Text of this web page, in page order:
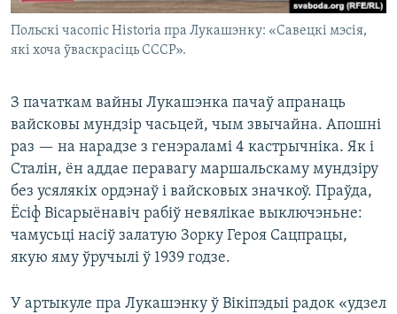
Польскі часопіс Historia пра Лукашэнку: «Савецкі мэсія,
які хоча ўваскрасіць СССР».
З пачаткам вайны Лукашэнка пачаў апранаць
вайсковы мундзір часьцей, чым звычайна. Апошні
раз — на нарадзе з генэраламі 4 кастрычніка. Як і
Сталін, ён аддае перавагу маршальскаму мундзіру
без усялякіх ордэнаў і вайсковых значкоў. Праўда,
Ёсіф Вісарыёнавіч рабіў невялікае выключэньне:
чамусьці насіў залатую Зорку Героя Сацпрацы,
якую яму ўручылі ў 1939 годзе.
У артыкуле пра Лукашэнку ў Вікіпэдыі радок «удзел